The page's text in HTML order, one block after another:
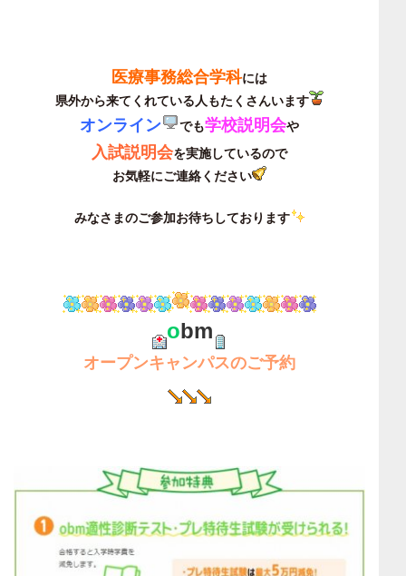
医療事務総合学科には
県外から来てくれている人もたくさんいます
オンライン でも学校説明会や
入試説明会を実施しているので
お気軽にご連絡ください
みなさまのご参加お待ちしております
obm
オープンキャンパスのご予約